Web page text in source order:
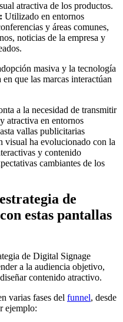
atractiva de los productos.
Utilizado en entornos
y áreas comunes,
noticias de la empresa y
masiva y la tecnología
que las marcas interactúan
a la necesidad de transmitir
atractiva en entornos
vallas publicitarias
visual ha evolucionado con la
y contenido
cambiantes de los
de
estas pantallas
de Digital Signage
a la audiencia objetivo,
contenido atractivo.
varias fases del funnel, desde
ejemplo: